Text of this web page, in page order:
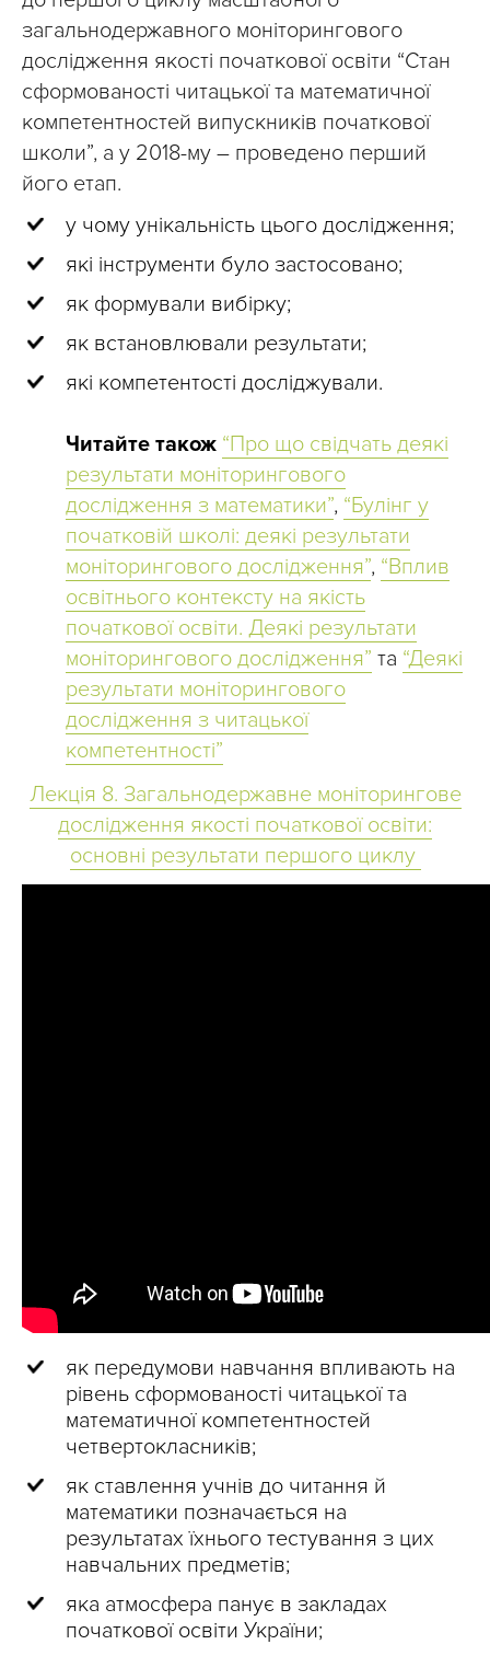
загальнодержавного моніторингового
дослідження якості початкової освіти “Стан
сформованості читацької та математичної
компетентностей випускників початкової
школи”, а у 2018-му – проведено перший
його етап.
у чому унікальність цього дослідження;
які інструменти було застосовано;
як формували вибірку;
як встановлювали результати;
які компетентості досліджували.
Читайте також “Про що свідчать деякі
результати моніторингового
дослідження з математики”, “Булінг у
початковій школі: деякі результати
моніторингового дослідження”, “Вплив
освітнього контексту на якість
початкової освіти. Деякі результати
моніторингового дослідження” та “Деякі
результати моніторингового
дослідження з читацької
компетентності”
Лекція 8. Загальнодержавне моніторингове
дослідження якості початкової освіти:
основні результати першого циклу
як передумови навчання впливають на
рівень сформованості читацької та
математичної компетентностей
четвертокласників;
як ставлення учнів до читання й
математики позначається на
результатах їхнього тестування з цих
навчальних предметів;
яка атмосфера панує в закладах
початкової освіти України;